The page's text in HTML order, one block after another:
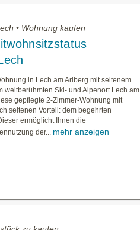
• Wohnung kaufen
in Lech am Arlberg mit seltenem
weltberühmten Ski- und Alpenort Lech am
gepflegte 2-Zimmer-Wohnung mit
seltenen Vorteil: dem begehrten
ermöglicht Ihnen die
der... mehr anzeigen